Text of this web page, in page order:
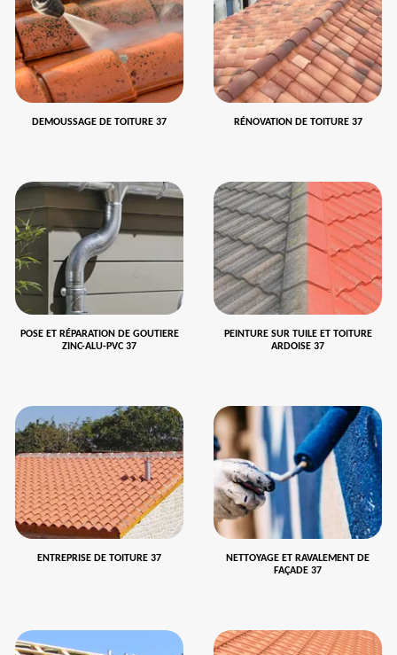
DEMOUSSAGE DE TOITURE 37 RÉNOVATION DE TOITURE 37
POSE ET RÉPARATION DE GOUTIERE
ZINC-ALU-PVC 37
PEINTURE SUR TUILE ET TOITURE
ARDOISE 37
ENTREPRISE DE TOITURE 37
NETTOYAGE ET RAVALEMENT DE
FAÇADE 37